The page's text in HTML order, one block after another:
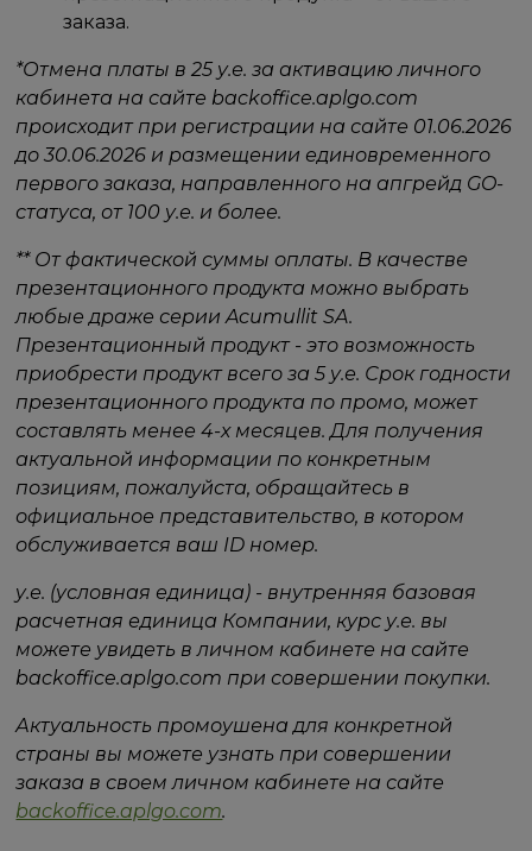
заказа.
*Отмена платы в 25 у.е. за активацию личного
кабинета на сайте backoffice.aplgo.com
происходит при регистрации на сайте 01.06.2026
до 30.06.2026 и размещении единовременного
первого заказа, направленного на апгрейд GO-
статуса, от 100 у.е. и более.
** От фактической суммы оплаты. В качестве
презентационного продукта можно выбрать
любые драже серии Acumullit SA.
Презентационный продукт - это возможность
приобрести продукт всего за 5 у.е. Срок годности
презентационного продукта по промо, может
составлять менее 4-х месяцев. Для получения
актуальной информации по конкретным
позициям, пожалуйста, обращайтесь в
официальное представительство, в котором
обслуживается ваш ID номер.
у.е. (условная единица) - внутренняя базовая
расчетная единица Компании, курс у.е. вы
можете увидеть в личном кабинете на сайте
backoffice.aplgo.com при совершении покупки.
Актуальность промоушена для конкретной
страны вы можете узнать при совершении
заказа в своем личном кабинете на сайте
backoffice.aplgo.com.